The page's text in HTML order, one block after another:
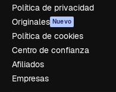
Política de privacidad
Originales Nuevo
Política de cookies
Centro de confianza
Afiliados
Empresas